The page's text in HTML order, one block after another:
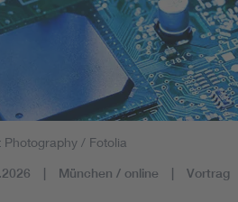
Mobility
Photography / Fotolia
München / online Vortrag